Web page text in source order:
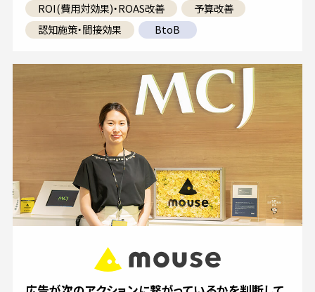
ROI(費用対効果)・ROAS改善
予算改善
認知施策・間接効果
BtoB